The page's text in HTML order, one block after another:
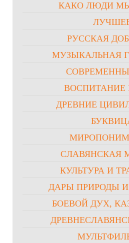
КАКО ЛЮДИ
РУССКАЯ
МУЗЫКАЛЬНАЯ
ВОСПИТАНИЕ
ДРЕВНИЕ
СЛАВЯНСКАЯ
КУЛЬТУРА И
ДАРЫ ПРИРОДЫ И
БОЕВОЙ ДУХ,